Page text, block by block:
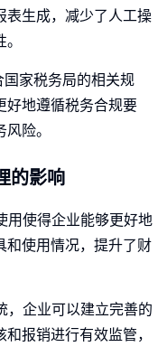
表生成，减少了人工操
家税务局的相关规
好地遵循税务合规要
险。
的影响
用使得企业能够更好地
和使用情况，提升了财
，企业可以建立完善的
报销进行有效监管，